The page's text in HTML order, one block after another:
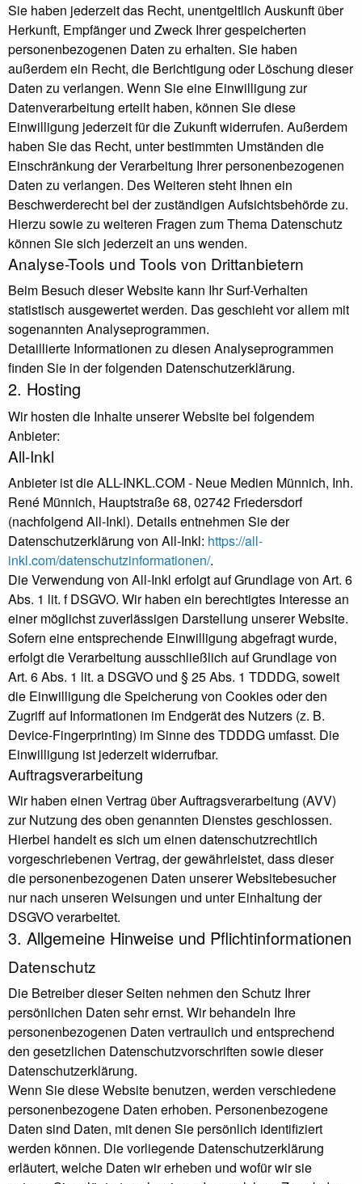
Sie haben jederzeit das Recht, unentgeltlich Auskunft über
Herkunft, Empfänger und Zweck Ihrer gespeicherten
personenbezogenen Daten zu erhalten. Sie haben
außerdem ein Recht, die Berichtigung oder Löschung dieser
Daten zu verlangen. Wenn Sie eine Einwilligung zur
Datenverarbeitung erteilt haben, können Sie diese
Einwilligung jederzeit für die Zukunft widerrufen. Außerdem
haben Sie das Recht, unter bestimmten Umständen die
Einschränkung der Verarbeitung Ihrer personenbezogenen
Daten zu verlangen. Des Weiteren steht Ihnen ein
Beschwerderecht bei der zuständigen Aufsichtsbehörde zu.
Hierzu sowie zu weiteren Fragen zum Thema Datenschutz
können Sie sich jederzeit an uns wenden.
Analyse-Tools und Tools von Dritt­anbietern
Beim Besuch dieser Website kann Ihr Surf-Verhalten
statistisch ausgewertet werden. Das geschieht vor allem mit
sogenannten Analyseprogrammen.
Detaillierte Informationen zu diesen Analyseprogrammen
finden Sie in der folgenden Datenschutzerklärung.
2. Hosting
Wir hosten die Inhalte unserer Website bei folgendem
Anbieter:
All-Inkl
Anbieter ist die ALL-INKL.COM - Neue Medien Münnich, Inh.
René Münnich, Hauptstraße 68, 02742 Friedersdorf
(nachfolgend All-Inkl). Details entnehmen Sie der
Datenschutzerklärung von All-Inkl: https://all-
inkl.com/datenschutzinformationen/.
Die Verwendung von All-Inkl erfolgt auf Grundlage von Art. 6
Abs. 1 lit. f DSGVO. Wir haben ein berechtigtes Interesse an
einer möglichst zuverlässigen Darstellung unserer Website.
Sofern eine entsprechende Einwilligung abgefragt wurde,
erfolgt die Verarbeitung ausschließlich auf Grundlage von
Art. 6 Abs. 1 lit. a DSGVO und § 25 Abs. 1 TDDDG, soweit
die Einwilligung die Speicherung von Cookies oder den
Zugriff auf Informationen im Endgerät des Nutzers (z. B.
Device-Fingerprinting) im Sinne des TDDDG umfasst. Die
Einwilligung ist jederzeit widerrufbar.
Auftragsverarbeitung
Wir haben einen Vertrag über Auftragsverarbeitung (AVV)
zur Nutzung des oben genannten Dienstes geschlossen.
Hierbei handelt es sich um einen datenschutzrechtlich
vorgeschriebenen Vertrag, der gewährleistet, dass dieser
die personenbezogenen Daten unserer Websitebesucher
nur nach unseren Weisungen und unter Einhaltung der
DSGVO verarbeitet.
3. Allgemeine Hinweise und Pflicht­informationen
Datenschutz
Die Betreiber dieser Seiten nehmen den Schutz Ihrer
persönlichen Daten sehr ernst. Wir behandeln Ihre
personenbezogenen Daten vertraulich und entsprechend
den gesetzlichen Datenschutzvorschriften sowie dieser
Datenschutzerklärung.
Wenn Sie diese Website benutzen, werden verschiedene
personenbezogene Daten erhoben. Personenbezogene
Daten sind Daten, mit denen Sie persönlich identifiziert
werden können. Die vorliegende Datenschutzerklärung
erläutert, welche Daten wir erheben und wofür wir sie